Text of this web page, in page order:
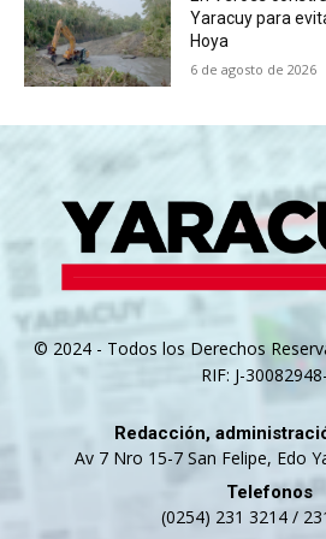
Yaracuy para
Hoya
6 de agosto de 2026
© 2024 - Todos los Derechos
RIF: J-
Redacción,
Av 7 Nro 15-7 San Felipe, Edo
Telefonos
(0254) 231 3214 /